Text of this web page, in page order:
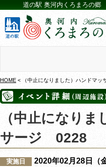
道の駅 奥河内くろまろの郷
HOME < （中止になりました）ハンドマ
（中止になり
サージ 0228
実施日 2020年02月28日（